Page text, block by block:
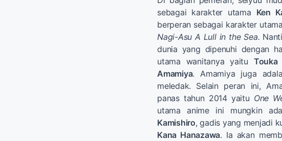
sebagai karakter utama Ken
berperan sebagai karakter
Nagi-Asu A Lull in the Sea.
dunia yang dipenuhi dengan
utama wanitanya yaitu Touka
Amamiya. Amamiya juga
meledak. Selain peran ini,
panas tahun 2014 yaitu One
utama anime ini mungkin
Kamishiro, gadis yang menjadi
Kana Hanazawa. Ia akan